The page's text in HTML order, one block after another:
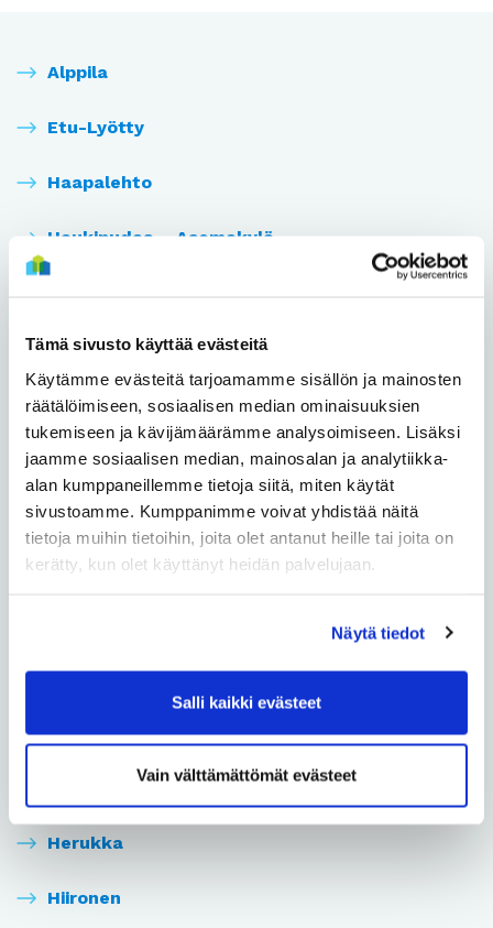
Tämä sivusto käyttää evästeitä
Käytämme evästeitä tarjoamamme sisällön ja mainosten
räätälöimiseen, sosiaalisen median ominaisuuksien
tukemiseen ja kävijämäärämme analysoimiseen. Lisäksi
jaamme sosiaalisen median, mainosalan ja analytiikka-
alan kumppaneillemme tietoja siitä, miten käytät
sivustoamme. Kumppanimme voivat yhdistää näitä
tietoja muihin tietoihin, joita olet antanut heille tai joita on
kerätty, kun olet käyttänyt heidän palvelujaan.
Näytä tiedot
Salli kaikki evästeet
Vain välttämättömät evästeet
Alppila
Etu-Lyötty
Haapalehto
Haukipudas – Asemakylä
Haukipudas – Keiska
Haukipudas – Kello
Haukipudas – Kirkonkylä
Haukipudas – Kiviniemi
Haukipudas – Martinniemi
Haukipudas – Ukonkaivos
Heikkilänkangas
Herukka
Hiironen